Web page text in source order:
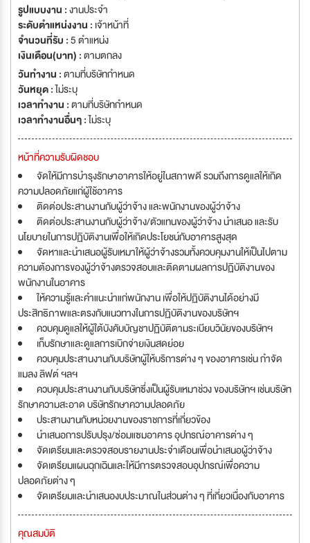
รูปแบบงาน :งานประจำ
ระดับตำแหน่งงาน : เจ้าหน้าที่
จำนวนที่รับ :5 ตำแหน่ง
เงินเดือน(บาท) :ตามตกลง
วันทำงาน :ตามที่บริษัทกำหนด
วันหยุด :ไม่ระบุ
เวลาทำงาน :ตามที่บริษัทกำหนด
เวลาทำงานอื่นๆ :ไม่ระบุ
หน้าที่ความรับผิดชอบ
จัดให้มีการบำรุงรักษาอาคารให้อยู่ในสภาพดี รวมถึงการดูแลให้เกิด
ความปลอดภัยแก่ผู้ใช้อาคาร
ติดต่อประสานงานกับผู้ว่าจ้าง และพนักงานของผู้ว่าจ้าง
ติดต่อประสานงานกับผู้ว่าจ้าง/ตัวแทนของผู้ว่าจ้าง นำเสนอ และรับ
นโยบายในการปฏิบัติงานเพื่อให้เกิดประโยชน์กับอาคารสูงสุด
จัดหาและนำเสนอผู้รับเหมาให้ผู้ว่าจ้างรวมทั้งควบคุมงานให้เป็นไปตาม
ความต้องการของผู้ว่าจ้างตรวจสอบและติดตามผลการปฏิบัติงานของ
พนักงานในอาคาร
ให้ความรู้และคำแนะนำแก่พนักงาน เพื่อให้ปฏิบัติงานได้อย่างมี
ประสิทธิภาพและตรงกับแนวทางในการปฏิบัติงานของบริษัทฯ
ควบคุมดูแลให้ผู้ใต้บังคับบัญชาปฏิบัติตามระเบียบวินัยของบริษัทฯ
เก็บรักษาและดูแลการเบิกจ่ายเงินสดย่อย
ควบคุมประสานงานกับบริษัทผู้ให้บริการต่าง ๆ ของอาคารเช่น กำจัด
แมลง ลิฟต์ ฯลฯ
ควบคุมประสานงานกับบริษัทซึ่งเป็นผู้รับเหมาช่วง ของบริษัทฯ เช่นบริษัท
รักษาความสะอาด บริษัทรักษาความปลอดภัย
ประสานงานกับหน่วยงานของราชการที่เกี่ยวข้อง
นำเสนอการปรับปรุง/ซ่อมแซมอาคาร อุปกรณ์อาคารต่าง ๆ
จัดเตรียมและตรวจสอบรายงานประจำเดือนเพื่อนำเสนอผู้ว่าจ้าง
จัดเตรียมแผนฉุกเฉินและให้มีการตรวจสอบอุปกรณ์เพื่อความ
ปลอดภัยต่าง ๆ
จัดเตรียมและนำเสนองบประมาณในส่วนต่าง ๆ ที่เกี่ยวเนื่องกับอาคาร
คุณสมบัติ